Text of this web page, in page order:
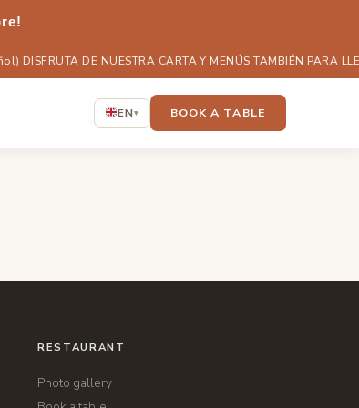
DISFRUTA DE NUESTRA CARTA Y MENÚS TAMBIÉN PARA
EN▾ BOOK A TABLE
RESTAURANT
Photo gallery